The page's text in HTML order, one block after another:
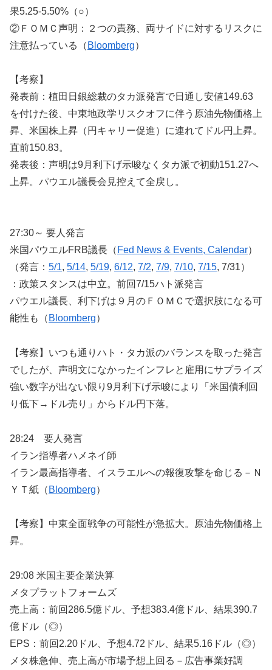
果5.25-5.50%（○）
②ＦＯＭＣ声明：２つの責務、両サイドに対するリスクに
注意払っている（ Bloomberg）
【考察】
発表前：植田日銀総裁のタカ派発言で日通し安値149.63
を付けた後、中東地政学リスクオフに伴う原油先物価格上
昇、米国株上昇（円キャリー促進）に連れてドル円上昇。
直前150.83。
発表後：声明は9月利下げ示唆なくタカ派で初動151.27へ
上昇。パウエル議長会見控えて全戻し。
27:30～ 要人発言
米国パウエルFRB議長（ Fed News & Events, Calendar）
（発言： 5/1, 5/14, 5/19, 6/12, 7/2, 7/9, 7/10, 7/15, 7/31）
：政策スタンスは中立。前回7/15ハト派発言
パウエル議長、利下げは９月のＦＯＭＣで選択肢になる可
能性も（ Bloomberg）
【考察】いつも通りハト・タカ派のバランスを取った発言
でしたが、声明文になかったインフレと雇用にサプライズ
強い数字が出ない限り9月利下げ示唆により「米国債利回
り低下→ドル売り」からドル円下落。
28:24 要人発言
イラン指導者ハメネイ師
イラン最高指導者、イスラエルへの報復攻撃を命じる－Ｎ
ＹＴ紙（ Bloomberg）
【考察】中東全面戦争の可能性が急拡大。原油先物価格上
昇。
29:08 米国主要企業決算
メタプラットフォームズ
売上高：前回286.5億ドル、予想383.4億ドル、結果390.7
億ドル（◎）
EPS：前回2.20ドル、予想4.72ドル、結果5.16ドル（◎）
メタ株急伸、売上高が市場予想上回る－広告事業好調